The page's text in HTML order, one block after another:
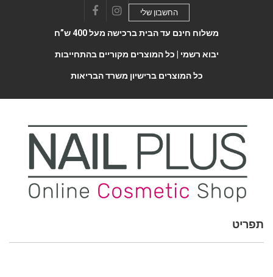
FacebookInstagram
החשבון שלי
משלוח חינם עד הבית ברכישה מעל 400 ש”ח
יבוא רשמי | כל המוצרים מקוריים בהתחייבות
כל המוצרים ברישיון משרד הבריאות
Toggle
תפריט